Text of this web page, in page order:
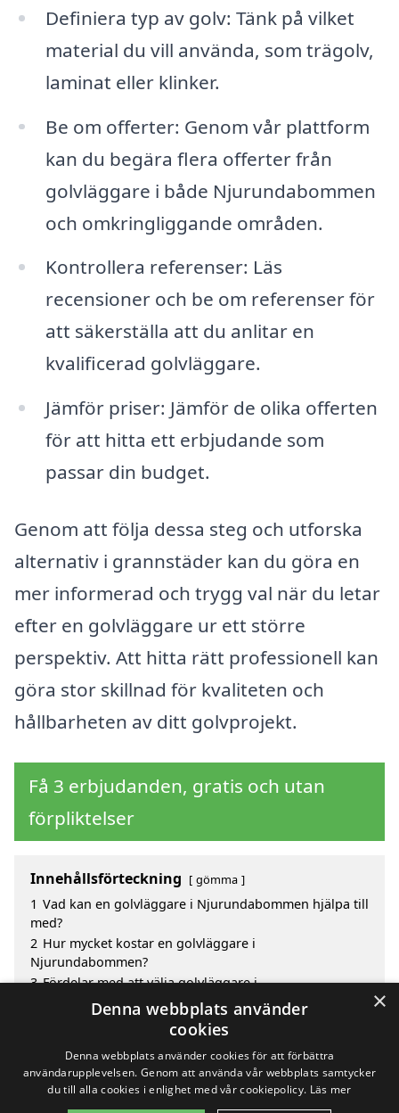
Definiera typ av golv: Tänk på vilket
material du vill använda, som trägolv,
laminat eller klinker.
Be om offerter: Genom vår plattform
kan du begära flera offerter från
golvläggare i både Njurundabommen
och omkringliggande områden.
Kontrollera referenser: Läs
recensioner och be om referenser för
att säkerställa att du anlitar en
kvalificerad golvläggare.
Jämför priser: Jämför de olika offerten
för att hitta ett erbjudande som
passar din budget.
Genom att följa dessa steg och utforska
alternativ i grannstäder kan du göra en
mer informerad och trygg val när du letar
efter en golvläggare ur ett större
perspektiv. Att hitta rätt professionell kan
göra stor skillnad för kvaliteten och
hållbarheten av ditt golvprojekt.
Få 3 erbjudanden, gratis och utan
förpliktelser
Innehållsförteckning gömma
1 Vad kan en golvläggare i Njurundabommen hjälpa till
med?
2 Hur mycket kostar en golvläggare i
Njurundabommen?
3 Fördelar med att välja golvläggare i
Njurundabommen
Sök efter en skicklig golvläggare i de omgivande
städerna Njurundabommen
×
Denna webbplats använder
cookies
Denna webbplats använder cookies för att förbättra
användarupplevelsen. Genom att använda vår webbplats samtycker
du till alla cookies i enlighet med vår cookiepolicy. Läs mer